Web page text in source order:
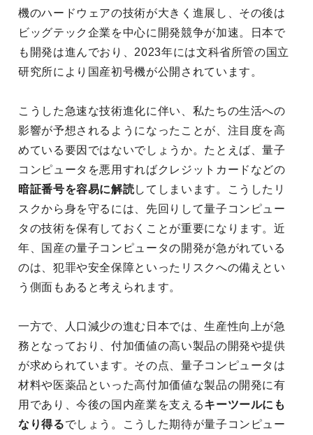
機のハードウェアの技術が大きく進展し、その後は
ビッグテック企業を中心に開発競争が加速。日本で
も開発は進んでおり、2023年には文科省所管の国立
研究所により国産初号機が公開されています。
こうした急速な技術進化に伴い、私たちの生活への
影響が予想されるようになったことが、注目度を高
めている要因ではないでしょうか。たとえば、量子
コンピュータを悪用すればクレジットカードなどの
暗証番号を容易に解読してしまいます。こうしたリ
スクから身を守るには、先回りして量子コンピュー
タの技術を保有しておくことが重要になります。近
年、国産の量子コンピュータの開発が急がれている
のは、犯罪や安全保障といったリスクへの備えとい
う側面もあると考えられます。
一方で、人口減少の進む日本では、生産性向上が急
務となっており、付加価値の高い製品の開発や提供
が求められています。その点、量子コンピュータは
材料や医薬品といった高付加価値な製品の開発に有
用であり、今後の国内産業を支えるキーツールにも
なり得るでしょう。こうした期待が量子コンピュー